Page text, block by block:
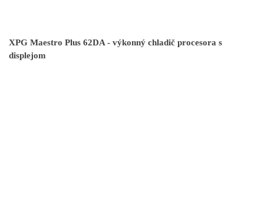
XPG Maestro Plus 62DA - výkonný chladič procesora s
displejom